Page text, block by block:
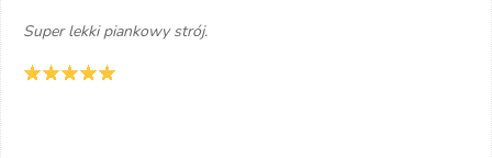
Super lekki piankowy strój.